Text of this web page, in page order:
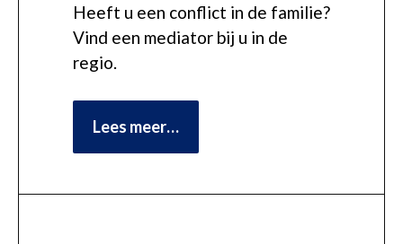
Heeft u een conflict in de familie?
Vind een mediator bij u in de
regio.
Lees meer…